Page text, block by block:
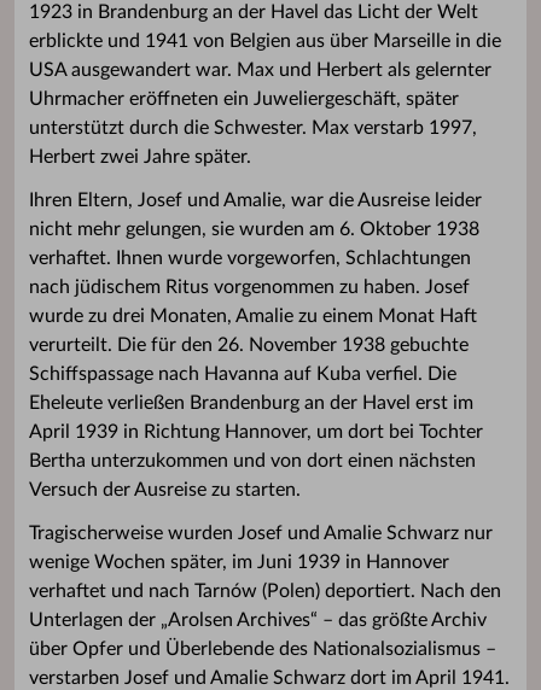
1923 in Brandenburg an der Havel das Licht der Welt
erblickte und 1941 von Belgien aus über Marseille in die
USA ausgewandert war. Max und Herbert als gelernter
Uhrmacher eröffneten ein Juweliergeschäft, später
unterstützt durch die Schwester. Max verstarb 1997,
Herbert zwei Jahre später.
Ihren Eltern, Josef und Amalie, war die Ausreise leider
nicht mehr gelungen, sie wurden am 6. Oktober 1938
verhaftet. Ihnen wurde vorgeworfen, Schlachtungen
nach jüdischem Ritus vorgenommen zu haben. Josef
wurde zu drei Monaten, Amalie zu einem Monat Haft
verurteilt. Die für den 26. November 1938 gebuchte
Schiffspassage nach Havanna auf Kuba verfiel. Die
Eheleute verließen Brandenburg an der Havel erst im
April 1939 in Richtung Hannover, um dort bei Tochter
Bertha unterzukommen und von dort einen nächsten
Versuch der Ausreise zu starten.
Tragischerweise wurden Josef und Amalie Schwarz nur
wenige Wochen später, im Juni 1939 in Hannover
verhaftet und nach Tarnów (Polen) deportiert. Nach den
Unterlagen der „Arolsen Archives“ – das größte Archiv
über Opfer und Überlebende des Nationalsozialismus –
verstarben Josef und Amalie Schwarz dort im April 1941.